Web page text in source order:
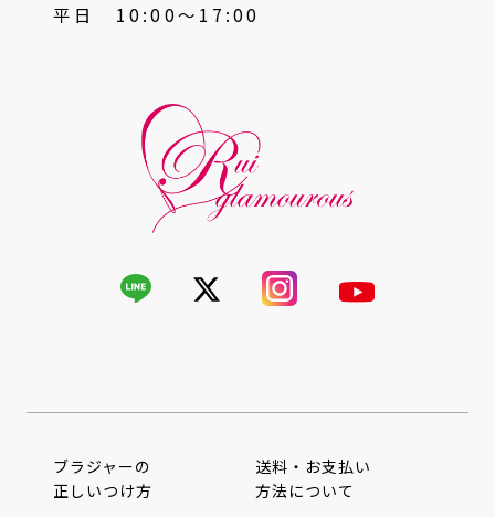
平日 10:00〜17:00
ブラジャーの
正しいつけ方
送料・お支払い
方法について